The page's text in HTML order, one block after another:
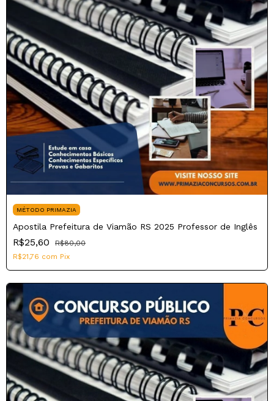
MÉTODO PRIMAZIA
Apostila Prefeitura de Viamão RS 2025 Professor de Inglês
R$25,60
R$80,00
R$21,76 com Pix